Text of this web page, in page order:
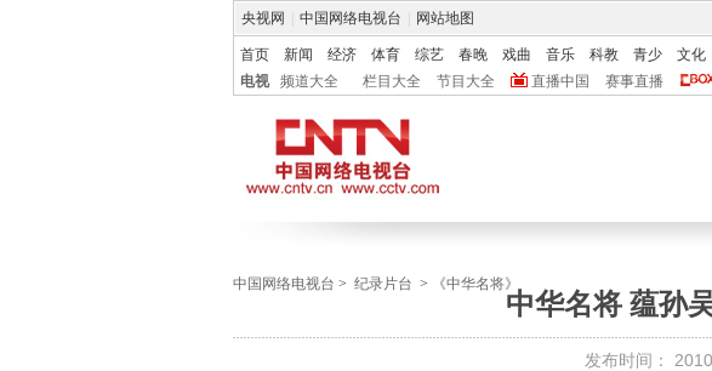
央视网 中国网络电视台 网站地图
首页 新闻 经济 体育 综艺 春晚 戏曲 音乐 科教 青少 文化
电视
频道大全 栏目大全 节目大全 直播中国 赛事直播
中国网络电视台 > 纪录片台 > 《中华名将》
中华名将 蕴孙
发布时间：